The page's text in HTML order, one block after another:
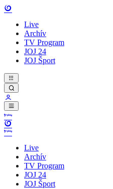
Live
Archív
TV Program
JOJ 24
JOJ Šport
Live
Archív
TV Program
JOJ 24
JOJ Šport